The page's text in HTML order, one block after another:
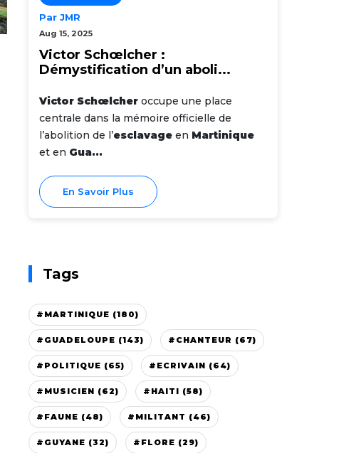
Par JMR
Aug 15, 2025
Victor Schœlcher :
Démystification d’un aboli...
Victor Schœlcher occupe une place
centrale dans la mémoire officielle de
l’abolition de l’esclavage en Martinique
et en Gua...
En Savoir Plus
Tags
#MARTINIQUE (180)
#GUADELOUPE (143) #CHANTEUR (67)
#POLITIQUE (65) #ECRIVAIN (64)
#MUSICIEN (62) #HAITI (58)
#FAUNE (48) #MILITANT (46)
#GUYANE (32) #FLORE (29)